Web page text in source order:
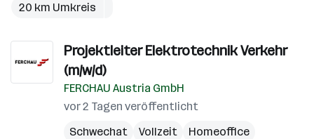
an
20 km Umkreis
Projektleiter Elektrotechnik Verkehr
(m/w/d)
FERCHAU Austria GmbH
vor 2 Tagen veröffentlicht
Schwechat
Vollzeit
Homeoffice